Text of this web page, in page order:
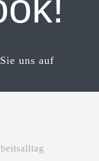
uns auf